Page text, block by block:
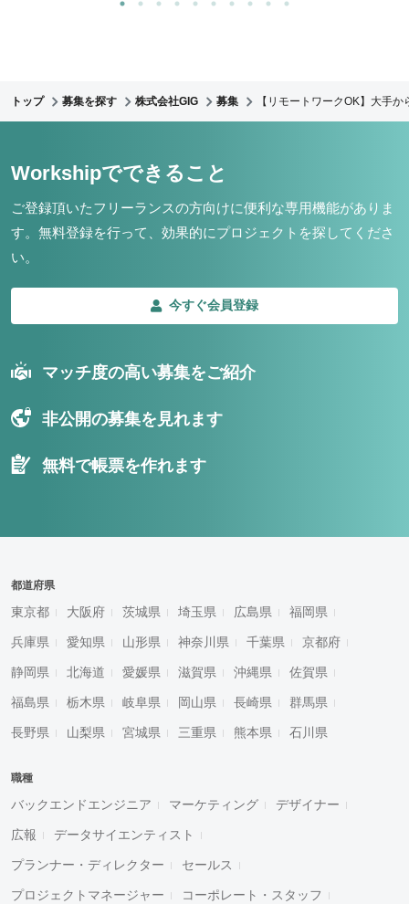
トップ 募集を探す 株式会社GIG 募集 【リモートワークOK】大手
Workshipでできること
ご登録頂いたフリーランスの方向けに便利な専用機能がありま
す。 無料登録を行って、効果的にプロジェクトを探してくださ
い。
今すぐ会員登録
マッチ度の高い募集をご紹介
非公開の募集を見れます
無料で帳票を作れます
都道府県
東京都 大阪府 茨城県 埼玉県 広島県 福岡県
兵庫県 愛知県 山形県 神奈川県 千葉県 京都府
静岡県 北海道 愛媛県 滋賀県 沖縄県 佐賀県
福島県 栃木県 岐阜県 岡山県 長崎県 群馬県
長野県 山梨県 宮城県 三重県 熊本県 石川県
職種
バックエンドエンジニア マーケティング デザイナー
広報 データサイエンティスト
プランナー・ディレクター セールス
プロジェクトマネージャー コーポレート・スタッフ